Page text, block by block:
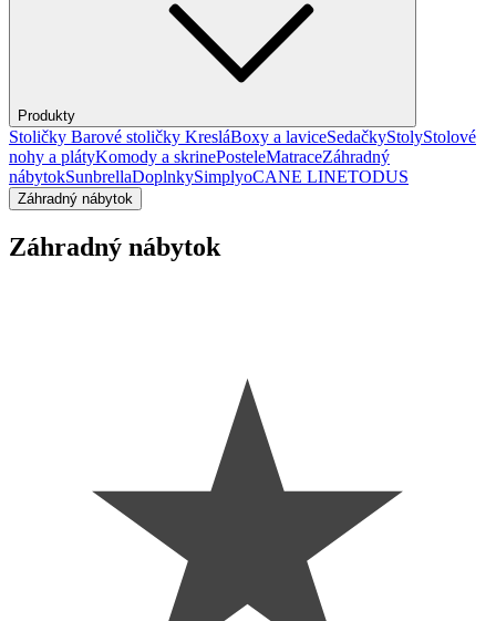
Produkty
Stoličky Barové stoličky KresláBoxy a laviceSedačkyStolyStolové
nohy a plátyKomody a skrinePosteleMatraceZáhradný
nábytokSunbrellaDoplnkySimplyoCANE LINETODUS
Záhradný nábytok
Záhradný nábytok